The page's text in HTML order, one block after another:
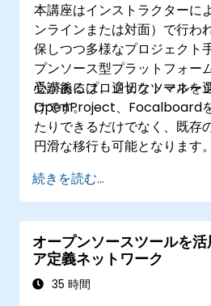
本講座はインストラクターに
ンラインまたは対面）で行わ
保しつつ多様なプロジェクト
プンソース型プラットフォー
心があるプロジェクトマネー
けです。
受講後には、適切なツールを
OpenProject、Focalboard
たりできるだけでなく、既存
円滑な移行も可能となります。
続きを読む...
オープンソースツールを
ア定義ネットワーク
35 時間